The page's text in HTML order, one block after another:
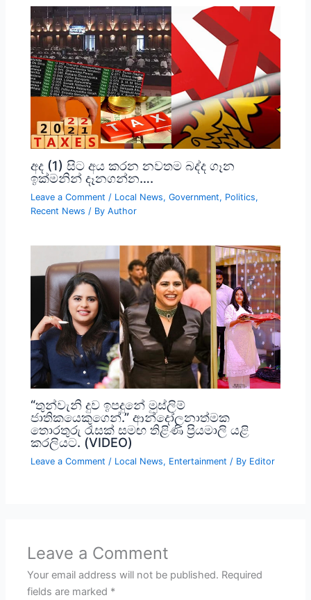
අද (1) සිට අය කරන නවතම බද්ද ගෑන
ඉක්මනින් දෑනගන්න….
Leave a Comment / Local News,Government, Politics,
Recent News / ByAuthor
“තුන්වැනි දුව ඉපදුනේ මුස්ලිම්
ජාතිකයෙකුගෙන්.” ආන්දෝලනාත්මක
තොරතුරු රැසක් සමඟ තිළිණි ප්‍රියමාලි යළි
කරලියට. (VIDEO)
Leave a Comment / Local News, Entertainment / By Editor
Leave a Comment
Your email address will not be published. Required
fields are marked *